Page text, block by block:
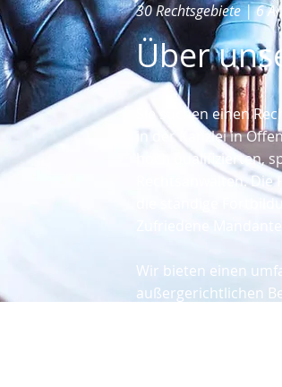
30 Rechtsgebiete | 6
Über
Sie suchen einen
in der Kanzlei in
hoch qualifizierten,
Rechtsanwälten.
die ständige
Zufriedene
Wir bieten einen
außergerichtlichen